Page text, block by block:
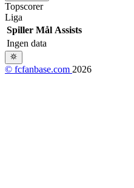
Topscorer
Liga
Spiller Mål Assists
Ingen data
© fcfanbase.com 2026